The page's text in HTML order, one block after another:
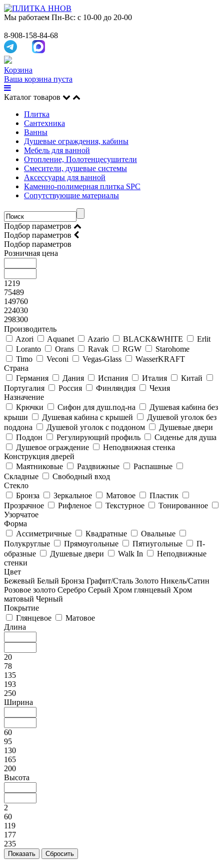
Мы работаем Пн-Вс: с 10-00 до 20-00
8-908-158-84-68
Корзина
Ваша корзина пуста
Каталог товаров
Плитка
Сантехника
Ванны
Душевые ограждения, кабины
Мебель для ванной
Отопление, Полотенцесушители
Смесители, душевые системы
Аксессуары для ванной
Каменно-полимерная плитка SPC
Сопутствующие материалы
Подбор параметров
Подбор параметров
Подбор параметров
Розничная цена
1219
75489
149760
224030
298300
Производитель
Azori
Aquanet Azario BLACK&WHITE
Erlit
Loranto
Orans Ravak RGW
Starohome
Timo
Veconi Vegas-Glass
WasserKRAFT
Страна
Германия
Дания Испания Италия
Китай
Португалия
Россия Финляндия
Чехия
Назначение
Крючки
Сифон для душ.под-на
Душевая кабина без
крыши
Душевая кабина с крышей
Душевой уголок без
поддона
Душевой уголок с поддоном
Душевые двери
Поддон
Регулирующий профиль
Сиденье для душа
Душевое ограждение
Неподвижная стенка
Конструкция дверей
Маятниковые
Раздвижные
Распашные
Складные
Свободный вход
Стекло
Бронза
Зеркальное Матовое
Пластик
Прозрачное
Рифленое Текстурное
Тонированное
Узорчатое
Форма
Ассиметричные
Квадратные
Овальные
Полукруглые
Прямоугольные Пятиугольные
П-
образные
Душевые двери Walk In
Неподвижные
стенки
Цвет
Бежевый Белый Бронза Графит/Сталь Золото Никель/Сатин
Розовое золото Серебро Серый Хром глянцевый Хром
матовый Черный
Покрытие
Глянцевое
Матовое
Длина
20
78
135
193
250
Ширина
60
95
130
165
200
Высота
2
60
119
177
235